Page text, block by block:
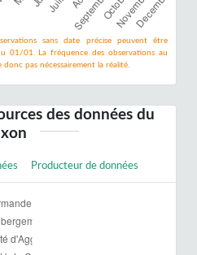
sans date précise peuvent être
01/01. La fréquence des observations au
pas nécessairement la réalité.
des données du
Producteur de données